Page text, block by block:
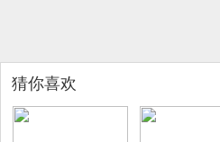
猜你喜欢